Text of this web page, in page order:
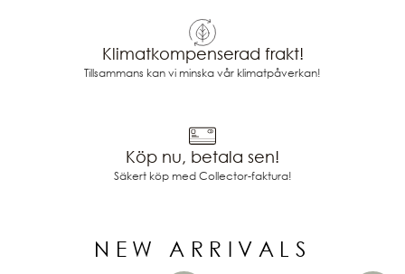
Klimatkompenserad frakt!
Tillsammans kan vi minska vår klimatpåverkan!
Köp nu, betala sen!
Säkert köp med Collector-faktura!
NEW ARRIVALS